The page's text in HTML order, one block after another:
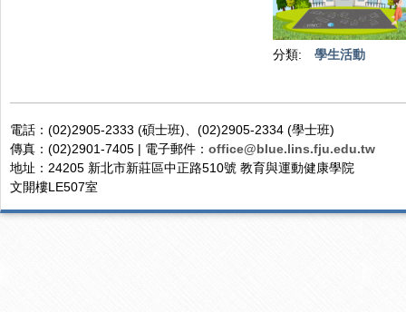
分類: 學生活動
電話：(02)2905-2333 (碩士班)、(02)2905-2334 (學士班)
傳真：(02)2901-7405 | 電子郵件： office@blue.lins.fju.edu.tw
地址：24205 新北市新莊區中正路510號 教育與運動健康學院
文開樓LE507室